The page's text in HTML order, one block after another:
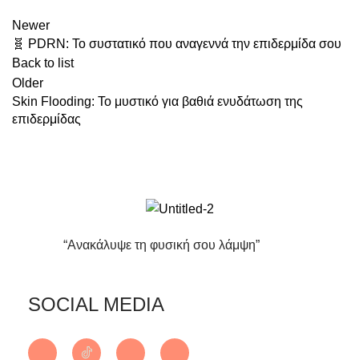
Newer
🧬 PDRN: Το συστατικό που αναγεννά την επιδερμίδα σου
Back to list
Older
Skin Flooding: Το μυστικό για βαθιά ενυδάτωση της
επιδερμίδας
“Ανακάλυψε τη φυσική σου λάμψη”
SOCIAL MEDIA